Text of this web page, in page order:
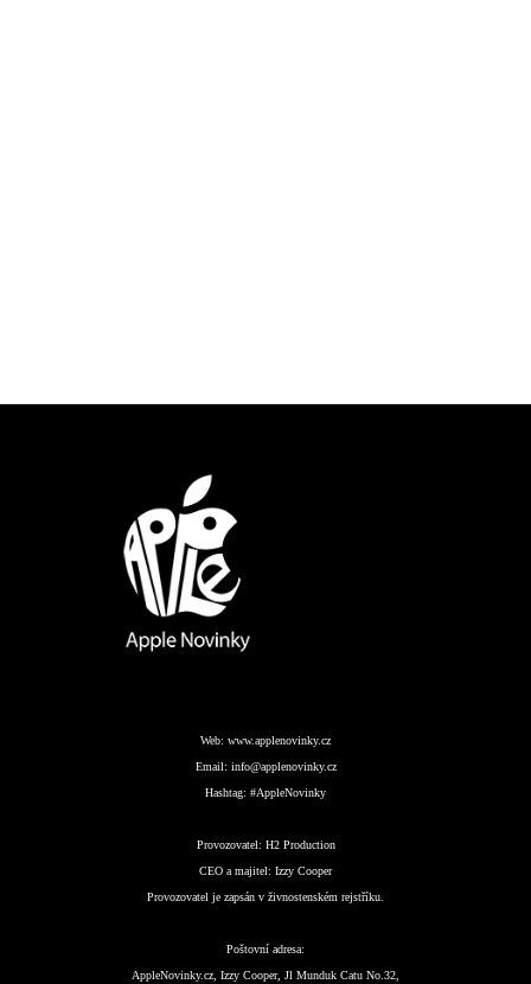
Web: www.applenovinky.cz
Email: info@applenovinky.cz
Hashtag: #AppleNovinky
Provozovatel: H2 Production
CEO a majitel: Izzy Cooper
Provozovatel je zapsán v živnostenském rejstříku.
Poštovní adresa:
AppleNovinky.cz, Izzy Cooper, Jl Munduk Catu No.32,